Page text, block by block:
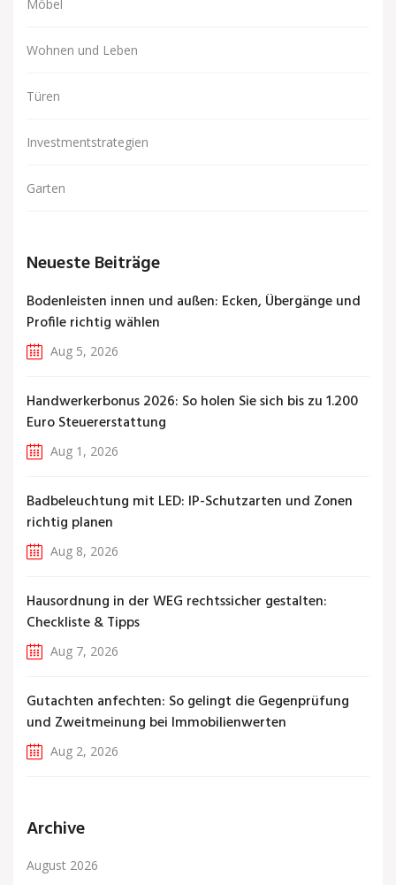
Möbel
Wohnen und Leben
Türen
Investmentstrategien
Garten
Neueste Beiträge
Bodenleisten innen und außen: Ecken, Übergänge und
Profile richtig wählen
Aug 5, 2026
Handwerkerbonus 2026: So holen Sie sich bis zu 1.200
Euro Steuererstattung
Aug 1, 2026
Badbeleuchtung mit LED: IP-Schutzarten und Zonen
richtig planen
Aug 8, 2026
Hausordnung in der WEG rechtssicher gestalten:
Checkliste & Tipps
Aug 7, 2026
Gutachten anfechten: So gelingt die Gegenprüfung
und Zweitmeinung bei Immobilienwerten
Aug 2, 2026
Archive
August 2026